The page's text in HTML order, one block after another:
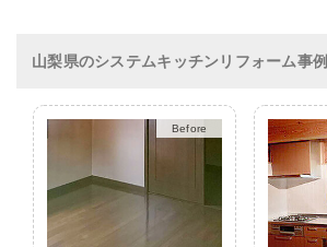
山梨県のシステムキッチンリフォーム事例
After